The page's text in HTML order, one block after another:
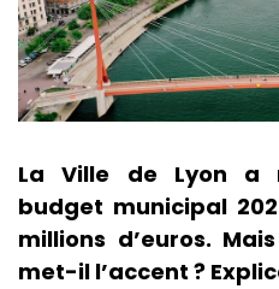
La Ville de Lyon a
budget municipal
millions d’euros.
met-il l’accent ?